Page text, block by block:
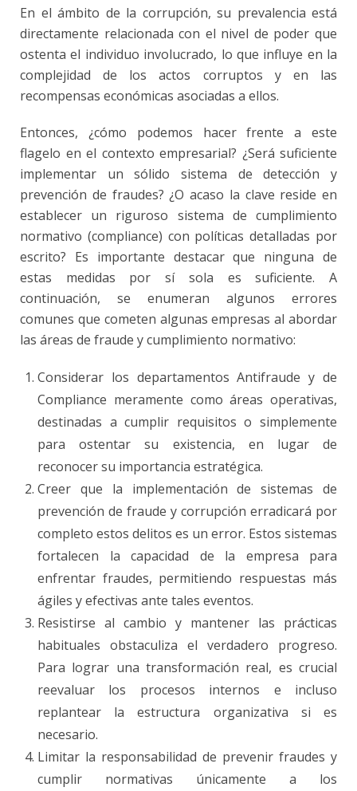
En el ámbito de la corrupción, su prevalencia está
directamente relacionada con el nivel de poder que
ostenta el individuo involucrado, lo que influye en la
complejidad de los actos corruptos y en las
recompensas económicas asociadas a ellos.
Entonces, ¿cómo podemos hacer frente a este
flagelo en el contexto empresarial? ¿Será suficiente
implementar un sólido sistema de detección y
prevención de fraudes? ¿O acaso la clave reside en
establecer un riguroso sistema de cumplimiento
normativo (compliance) con políticas detalladas por
escrito? Es importante destacar que ninguna de
estas medidas por sí sola es suficiente. A
continuación, se enumeran algunos errores
comunes que cometen algunas empresas al abordar
las áreas de fraude y cumplimiento normativo:
Considerar los departamentos Antifraude y de
Compliance meramente como áreas operativas,
destinadas a cumplir requisitos o simplemente
para ostentar su existencia, en lugar de
reconocer su importancia estratégica.
Creer que la implementación de sistemas de
prevención de fraude y corrupción erradicará por
completo estos delitos es un error. Estos sistemas
fortalecen la capacidad de la empresa para
enfrentar fraudes, permitiendo respuestas más
ágiles y efectivas ante tales eventos.
Resistirse al cambio y mantener las prácticas
habituales obstaculiza el verdadero progreso.
Para lograr una transformación real, es crucial
reevaluar los procesos internos e incluso
replantear la estructura organizativa si es
necesario.
Limitar la responsabilidad de prevenir fraudes y
cumplir normativas únicamente a los